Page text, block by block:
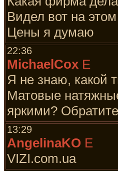
Видел вот на
Цены я думаю
22:36
MichaelCox E
Я не знаю, какой
Матовые
яркими?
13:29
AngelinaKO E
VIZI.com.ua